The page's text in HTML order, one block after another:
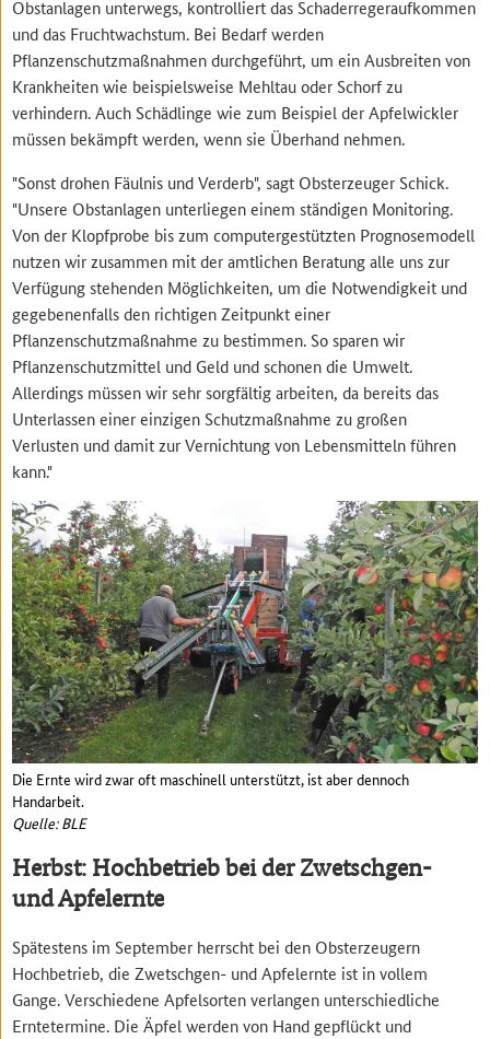
Obstanlagen unterwegs, kontrolliert das Schaderregeraufkommen
und das Fruchtwachstum. Bei Bedarf werden
Pflanzenschutzmaßnahmen durchgeführt, um ein Ausbreiten von
Krankheiten wie beispielsweise Mehltau oder Schorf zu
verhindern. Auch Schädlinge wie zum Beispiel der Apfelwickler
müssen bekämpft werden, wenn sie Überhand nehmen.
"Sonst drohen Fäulnis und Verderb", sagt Obsterzeuger Schick.
"Unsere Obstanlagen unterliegen einem ständigen Monitoring.
Von der Klopfprobe bis zum computergestützten Prognosemodell
nutzen wir zusammen mit der amtlichen Beratung alle uns zur
Verfügung stehenden Möglichkeiten, um die Notwendigkeit und
gegebenenfalls den richtigen Zeitpunkt einer
Pflanzenschutzmaßnahme zu bestimmen. So sparen wir
Pflanzenschutzmittel und Geld und schonen die Umwelt.
Allerdings müssen wir sehr sorgfältig arbeiten, da bereits das
Unterlassen einer einzigen Schutzmaßnahme zu großen
Verlusten und damit zur Vernichtung von Lebensmitteln führen
kann."
Die Ernte wird zwar oft maschinell unterstützt, ist aber dennoch
Handarbeit.
Quelle: BLE
Herbst: Hochbetrieb bei der Zwetschgen-
und Apfelernte
Spätestens im September herrscht bei den Obsterzeugern
Hochbetrieb, die Zwetschgen- und Apfelernte ist in vollem
Gange. Verschiedene Apfelsorten verlangen unterschiedliche
Erntetermine. Die Äpfel werden von Hand gepflückt und